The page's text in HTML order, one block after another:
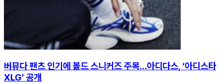
버뮤다 팬츠 인기에 볼드 스니커즈 주목…아디다스, ‘아디스타
XLG’ 공개